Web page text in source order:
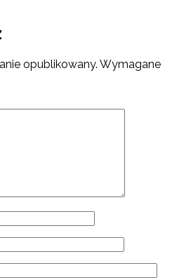
opublikowany. Wymagane